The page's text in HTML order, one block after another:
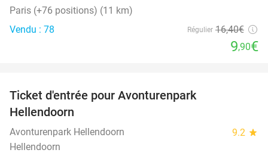
Paris (+76 positions) (11 km)
Vendu : 78
Régulier 16,40€
9,90€
Ticket d'entrée pour Avonturenpark
Hellendoorn
Avonturenpark Hellendoorn 9.2 star
Hellendoorn